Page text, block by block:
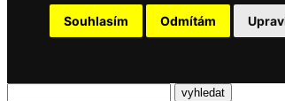
Souhlasím Odmítám